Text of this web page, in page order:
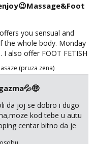
you sensual and
the whole body. Monday
also offer FOOT FETISH
feets👣👠👡👢 Calls
SEX *PRIORITY IS
CLIENTS
(pruza zena)
da joj se dobro i dugo
kod tebe u autu
centar bitno da je